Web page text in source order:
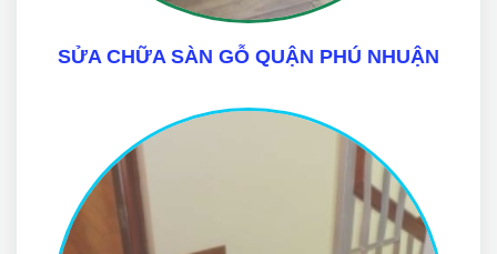
SỬA CHỮA SÀN GỖ QUẬN PHÚ NHUẬN